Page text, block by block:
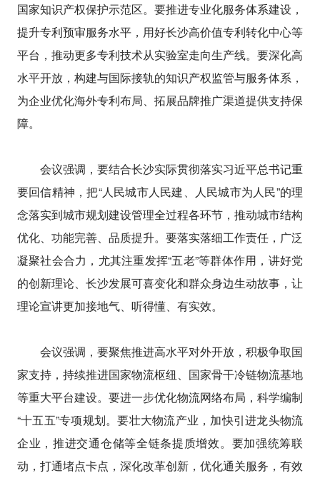
国家知识产权保护示范区。要推进专业化服务体系建设，
提升专利预审服务水平，用好长沙高价值专利转化中心等
平台，推动更多专利技术从实验室走向生产线。要深化高
水平开放，构建与国际接轨的知识产权监管与服务体系，
为企业优化海外专利布局、拓展品牌推广渠道提供支持保
障。
会议强调，要结合长沙实际贯彻落实习近平总书记重
要回信精神，把“人民城市人民建、人民城市为人民”的理
念落实到城市规划建设管理全过程各环节，推动城市结构
优化、功能完善、品质提升。要落实落细工作责任，广泛
凝聚社会合力，尤其注重发挥“五老”等群体作用，讲好党
的创新理论、长沙发展可喜变化和群众身边生动故事，让
理论宣讲更加接地气、听得懂、有实效。
会议强调，要聚焦推进高水平对外开放，积极争取国
家支持，持续推进国家物流枢纽、国家骨干冷链物流基地
等重大平台建设。要进一步优化物流网络布局，科学编制
“十五五”专项规划。要壮大物流产业，加快引进龙头物流
企业，推进交通仓储等全链条提质增效。要加强统筹联
动，打通堵点卡点，深化改革创新，优化通关服务，有效